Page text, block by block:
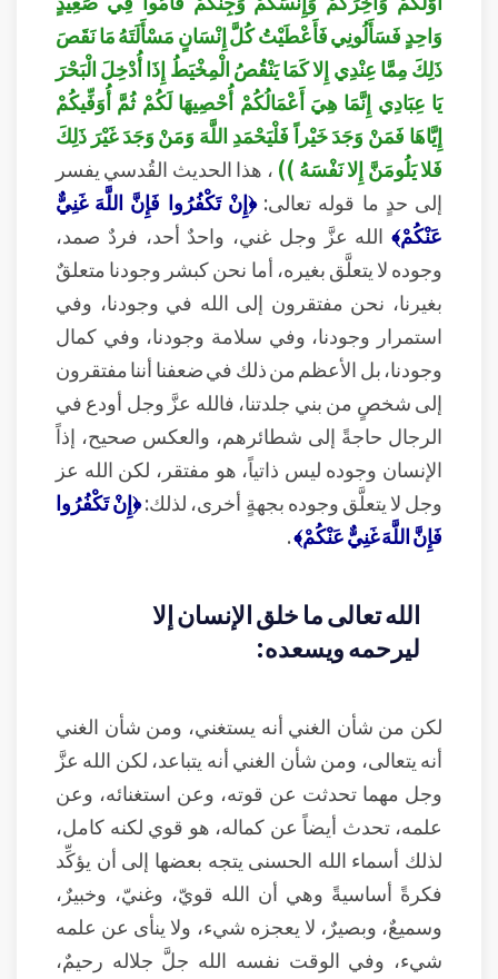
وَاحِدٍ فَسَأَلُونِي فَأَعْطَيْتُ كُلَّ إِنْسَانٍ مَسْأَلَتَهُ مَا نَقَصَ
ذَلِكَ مِمَّا عِنْدِي إِلا كَمَا يَنْقُصُ الْمِخْيَطُ إِذَا أُدْخِلَ الْبَحْرَ
يَا عِبَادِي إِنَّمَا هِيَ أَعْمَالُكُمْ أُحْصِيهَا لَكُمْ ثُمَّ أُوَفِّيكُمْ
إِيَّاهَا فَمَنْ وَجَدَ خَيْراً فَلْيَحْمَدِ اللَّهَ وَمَنْ وَجَدَ غَيْرَ ذَلِكَ
فَلا يَلُومَنَّ إِلا نَفْسَهُ )) ، هذا الحديث القُدسي يفسر
إلى حدٍ ما قوله تعالى:﴿إِنْ تَكْفُرُوا فَإِنَّ اللَّهَ غَنِيٌّ
عَنْكُمْ﴾ الله عزَّ وجل غني، واحدٌ أحد، فردٌ صمد،
وجوده لا يتعلَّق بغيره، أما نحن كبشر وجودنا متعلقٌ
بغيرنا، نحن مفتقرون إلى الله في وجودنا، وفي
استمرار وجودنا، وفي سلامة وجودنا، وفي كمال
وجودنا، بل الأعظم من ذلك في ضعفنا أننا مفتقرون
إلى شخصٍ من بني جلدتنا، فالله عزَّ وجل أودع في
الرجال حاجةً إلى شطائرهم، والعكس صحيح، إذاً
الإنسان وجوده ليس ذاتياً، هو مفتقر، لكن الله عز
وجل لا يتعلَّق وجوده بجهةٍ أخرى، لذلك:﴿إِنْ تَكْفُرُوا
فَإِنَّ اللَّهَ غَنِيٌّ عَنْكُمْ﴾.
الله تعالى ما خلق الإنسان إلا
ليرحمه ويسعده:
لكن من شأن الغني أنه يستغني، ومن شأن الغني
أنه يتعالى، ومن شأن الغني أنه يتباعد، لكن الله عزَّ
وجل مهما تحدثت عن قوته، وعن استغنائه، وعن
علمه، تحدث أيضاً عن كماله، هو قوي لكنه كامل،
لذلك أسماء الله الحسنى يتجه بعضها إلى أن يؤكِّد
فكرةً أساسيةً وهي أن الله قويّ، وغنيّ، وخبيرٌ،
وسميعٌ، وبصيرٌ، لا يعجزه شيء، ولا ينأى عن علمه
شيء، وفي الوقت نفسه الله جلَّ جلاله رحيمٌ،